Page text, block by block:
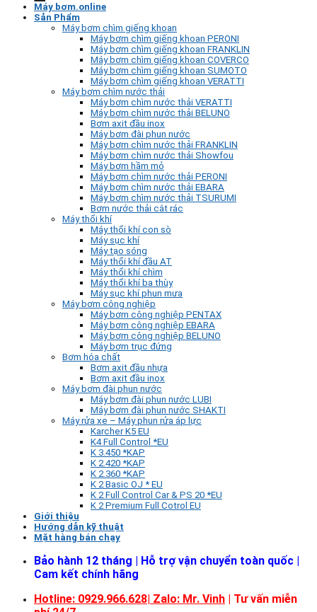
Máy bơm.online
Sản Phẩm
Máy bơm chìm giếng khoan
Máy bơm chìm giếng khoan PERONI
Máy bơm chìm giếng khoan FRANKLIN
Máy bơm chìm giếng khoan COVERCO
Máy bơm chìm giếng khoan SUMOTO
Máy bơm chìm giếng khoan VERATTI
Máy bơm chìm nước thải
Máy bơm chìm nước thải VERATTI
Máy bơm chìm nước thải BELUNO
Bơm axit đầu inox
Máy bơm đài phun nước
Máy bơm chìm nước thải FRANKLIN
Máy bơm chìm nước thải Showfou
Máy bơm hầm mỏ
Máy bơm chìm nước thải PERONI
Máy bơm chìm nước thải EBARA
Máy bơm chìm nước thải TSURUMI
Bơm nước thải cắt rác
Máy thổi khí
Máy thổi khí con sò
Máy sục khí
Máy tạo sóng
Máy thổi khí đầu AT
Máy thổi khí chìm
Máy thổi khí ba thùy
Máy sục khí phun mưa
Máy bơm công nghiệp
Máy bơm công nghiệp PENTAX
Máy bơm công nghiệp EBARA
Máy bơm công nghiệp BELUNO
Máy bơm trục đứng
Bơm hóa chất
Bơm axit đầu nhựa
Bơm axit đầu inox
Máy bơm đài phun nước
Máy bơm đài phun nước LUBI
Máy bơm đài phun nước SHAKTI
Máy rửa xe – Máy phun rửa áp lực
Karcher K5 EU
K4 Full Control *EU
K 3.450 *KAP
K 2.420 *KAP
K 2.360 *KAP
K 2 Basic OJ * EU
K 2 Full Control Car & PS 20 *EU
K 2 Premium Full Cotrol EU
Giới thiệu
Hướng dẫn kỹ thuật
Mặt hàng bán chạy
Bảo hành 12 tháng | Hỗ trợ vận chuyển toàn quốc |
Cam kết chính hãng
Hotline: 0929.966.628| Zalo: Mr. Vinh | Tư vấn miễn